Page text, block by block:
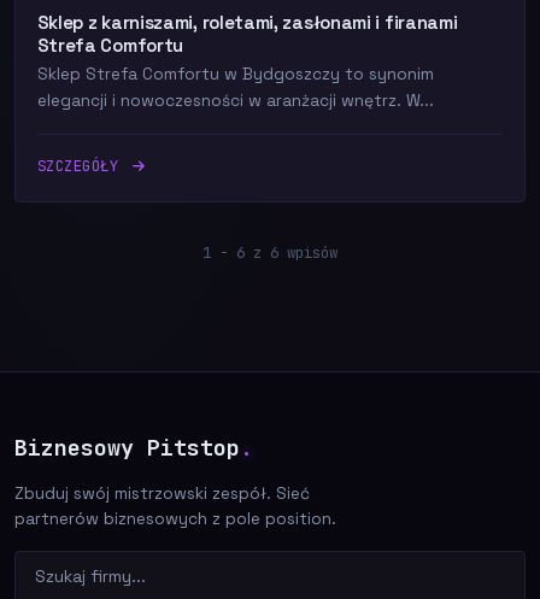
Sklep z karniszami, roletami, zasłonami i firanami
Strefa Comfortu
Sklep Strefa Comfortu w Bydgoszczy to synonim
elegancji i nowoczesności w aranżacji wnętrz. W...
SZCZEGÓŁY
1 - 6 z 6 wpisów
Biznesowy Pitstop .
Zbuduj swój mistrzowski zespół. Sieć
partnerów biznesowych z pole position.